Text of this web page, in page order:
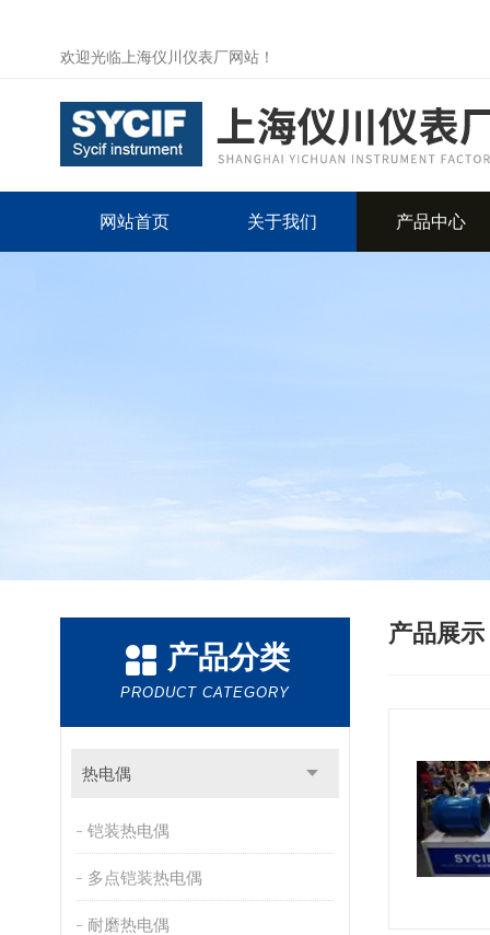
欢迎光临上海仪川仪表厂网站！
网站首页 关于我们 产品中心
产品分类
PRODUCT CATEGORY
热电偶
铠装热电偶
多点铠装热电偶
耐磨热电偶
产品展示